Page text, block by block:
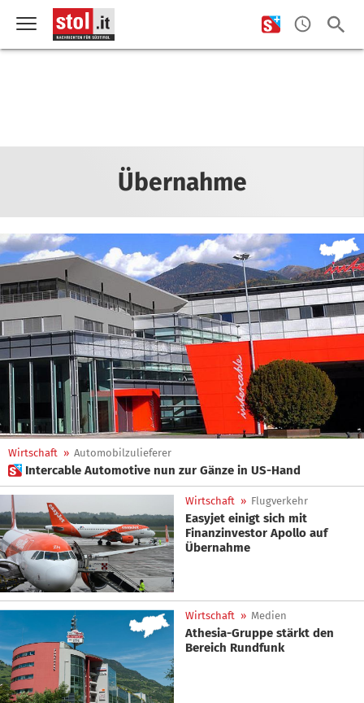
Übernahme
Wirtschaft » Automobilzulieferer
 Intercable Automotive nun zur Gänze in US-Hand
Wirtschaft » Flugverkehr
Easyjet einigt sich mit
Finanzinvestor Apollo auf
Übernahme
Wirtschaft » Medien
Athesia-Gruppe stärkt den
Bereich Rundfunk